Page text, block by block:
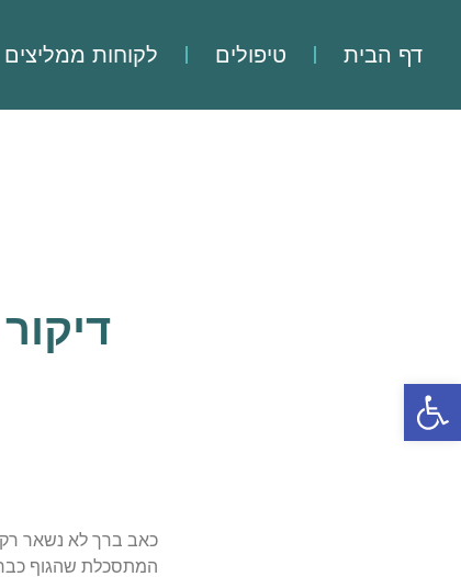
דף הבית טיפולים לקוחות ממליצים
כאב ברך לא נשאר רק
המתסכלת שהגוף כבר
פתח סרגל נגישות